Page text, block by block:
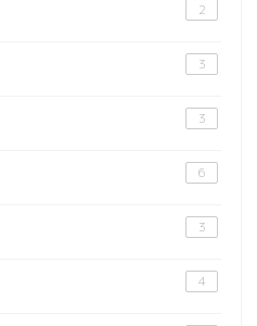
2
3
3
6
3
4